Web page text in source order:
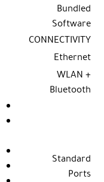
Bundled
Software
CONNECTIVITY
Ethernet
WLAN +
Bluetooth
Standard
Ports